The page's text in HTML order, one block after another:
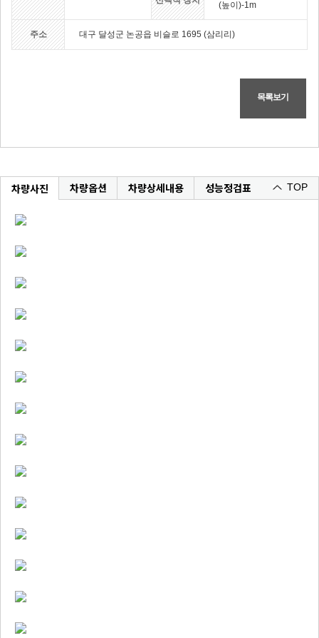
(높이)-1m
주소 대구 달성군 논공읍 비슬로 1695 (삼리리)
목록보기
차량사진 차량옵션 차량상세내용 성능정검표 TOP